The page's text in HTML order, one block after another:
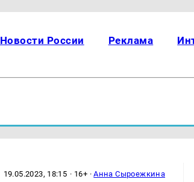
Новости России Реклама
19.05.2023, 18:15 · 16+ ·Анна Сыроежкина